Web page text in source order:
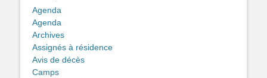
Agenda
Agenda
Archives
Assignés à résidence
Avis de décès
Camps